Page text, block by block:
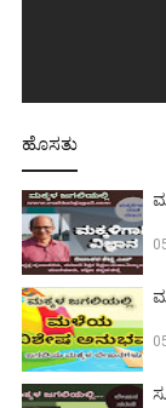
ಹೊಸತು